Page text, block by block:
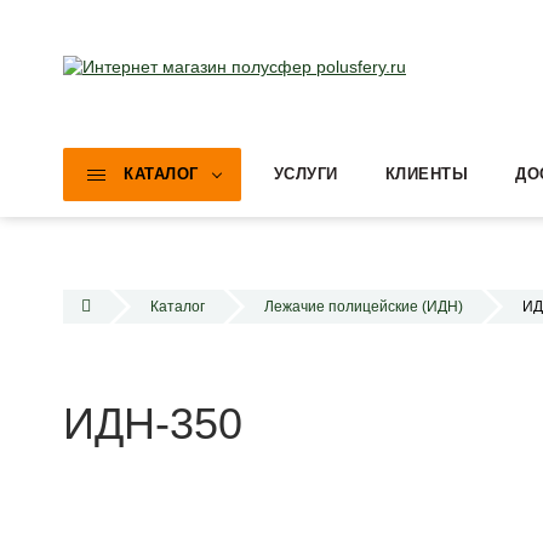
КАТАЛОГ УСЛУГИ КЛИЕНТЫ
Каталог Лежачие полицейские (ИДН)
ИДН-350